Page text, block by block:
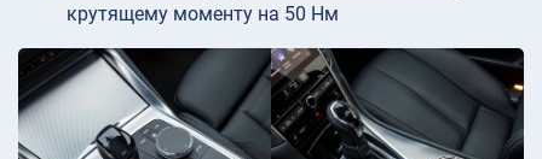
крутящему моменту на 50 Нм